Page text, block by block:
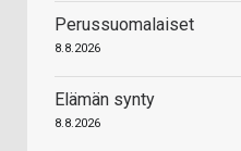
Perussuomalaiset
8.8.2026
Elämän synty
8.8.2026